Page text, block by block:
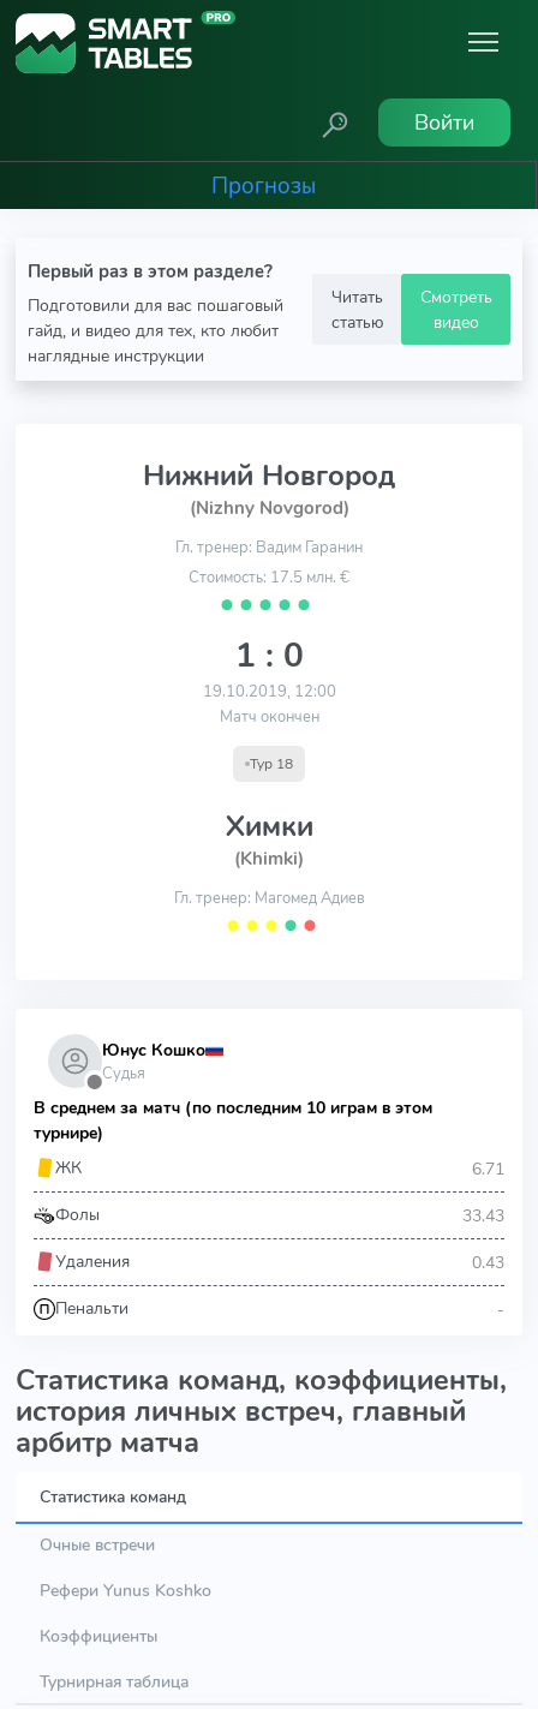
Войти
Прогнозы
Первый раз в этом разделе?
Подготовили для вас пошаговый
гайд, и видео для тех, кто любит
наглядные инструкции
Читать
статью
Смотреть
видео
Нижний Новгород
(Nizhny Novgorod)
Гл. тренер: Вадим Гаранин
Стоимость: 17.5 млн. €
⬤ ⬤ ⬤ ⬤ ⬤
1 : 0
19.10.2019, 12:00
Матч окончен
Тур 18
Химки
(Khimki)
Гл. тренер: Магомед Адиев
⬤ ⬤ ⬤ ⬤ ⬤
⬤
Юнус Кошко
Судья
В среднем за матч (по последним 10 играм в этом
турнире)
ЖК
6.71
Фолы 33.43
Удаления 0.43
Пенальти -
Статистика команд, коэффициенты,
история личных встреч, главный
арбитр матча
Статистика команд
Очные встречи
Рефери Yunus Koshko
Коэффициенты
Турнирная таблица